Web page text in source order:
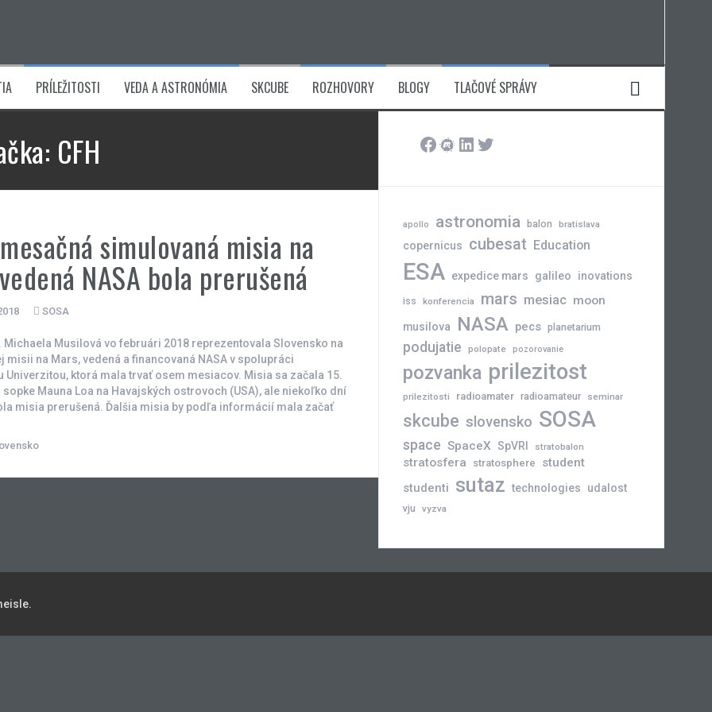
PRÍLEŽITOSTI VEDA A ASTRONÓMIA SKCUBE ROZHOVORY BLOGY TLAČOVÉ SPRÁVY
CFH
simulovaná misia na
NASA bola prerušená
SOSA
Michaela Musilová vo februári 2018 reprezentovala Slovensko na
misii na Mars, vedená a financovaná NASA v spolupráci
Univerzitou, ktorá mala trvať osem mesiacov. Misia sa začala 15.
Mauna Loa na Havajských ostrovoch (USA), ale niekoľko dní
misia prerušená. Ďalšia misia by podľa informácií mala začať
Facebook
Meetup
LinkedIn
Twitter
apollo astronomia balon bratislava
copernicus cubesat Education
ESA expedice mars galileo inovations
iss konferencia mars mesiac moon
musilova NASA pecs planetarium
podujatie polopate pozorovanie
pozvanka prilezitost
prilezitosti radioamater radioamateur seminar
skcube slovensko SOSA
space SpaceX SpVRI stratobalon
stratosfera stratosphere
student
studenti sutaz technologies udalost
vju vyzva